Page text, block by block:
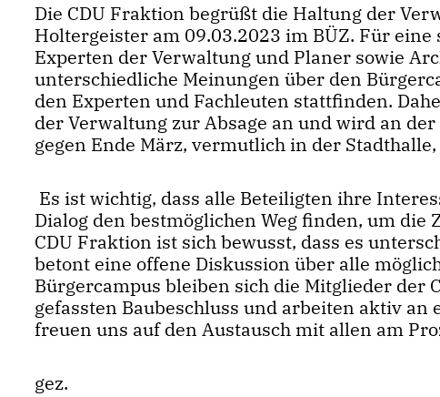
Die CDU Fraktion begrüßt die Haltung der
Holtergeister am 09.03.2023 im BÜZ. Für
Experten der Verwaltung und Planer sowie
unterschiedliche Meinungen über den
den Experten und Fachleuten stattfinden.
der Verwaltung zur Absage an und wird an
gegen Ende März, vermutlich in der
Es ist wichtig, dass alle Beteiligten ihre
Dialog den bestmöglichen Weg finden, um
CDU Fraktion ist sich bewusst, dass es
betont eine offene Diskussion über alle
Bürgercampus bleiben sich die Mitglieder der
gefassten Baubeschluss und arbeiten aktiv
freuen uns auf den Austausch mit allen am
gez.